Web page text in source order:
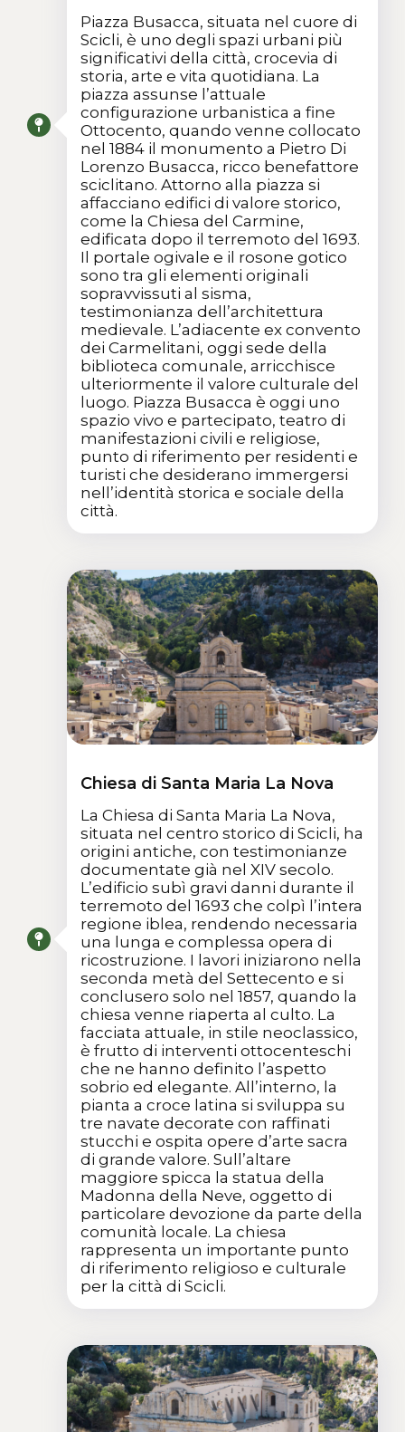
Piazza Busacca, situata nel cuore di
Scicli, è uno degli spazi urbani più
significativi della città, crocevia di
storia, arte e vita quotidiana. La
piazza assunse l’attuale
configurazione urbanistica a fine
Ottocento, quando venne collocato
nel 1884 il monumento a Pietro Di
Lorenzo Busacca, ricco benefattore
sciclitano. Attorno alla piazza si
affacciano edifici di valore storico,
come la Chiesa del Carmine,
edificata dopo il terremoto del 1693.
Il portale ogivale e il rosone gotico
sono tra gli elementi originali
sopravvissuti al sisma,
testimonianza dell’architettura
medievale. L’adiacente ex convento
dei Carmelitani, oggi sede della
biblioteca comunale, arricchisce
ulteriormente il valore culturale del
luogo. Piazza Busacca è oggi uno
spazio vivo e partecipato, teatro di
manifestazioni civili e religiose,
punto di riferimento per residenti e
turisti che desiderano immergersi
nell’identità storica e sociale della
città.
Chiesa di Santa Maria La Nova
La Chiesa di Santa Maria La Nova,
situata nel centro storico di Scicli, ha
origini antiche, con testimonianze
documentate già nel XIV secolo.
L’edificio subì gravi danni durante il
terremoto del 1693 che colpì l’intera
regione iblea, rendendo necessaria
una lunga e complessa opera di
ricostruzione. I lavori iniziarono nella
seconda metà del Settecento e si
conclusero solo nel 1857, quando la
chiesa venne riaperta al culto. La
facciata attuale, in stile neoclassico,
è frutto di interventi ottocenteschi
che ne hanno definito l’aspetto
sobrio ed elegante. All’interno, la
pianta a croce latina si sviluppa su
tre navate decorate con raffinati
stucchi e ospita opere d’arte sacra
di grande valore. Sull’altare
maggiore spicca la statua della
Madonna della Neve, oggetto di
particolare devozione da parte della
comunità locale. La chiesa
rappresenta un importante punto
di riferimento religioso e culturale
per la città di Scicli.